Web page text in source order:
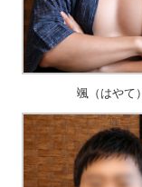
颯（はやて）